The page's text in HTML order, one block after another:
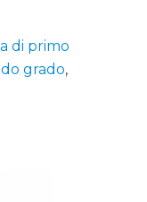
di primo
grado,